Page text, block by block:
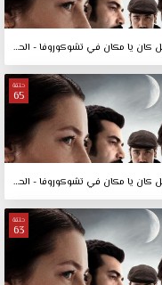
مسلسل كان يا مكان في تشوكوروفا - الحلقة 67
حلقة
65
مسلسل كان يا مكان في تشوكوروفا - الحلقة 65
حلقة
63